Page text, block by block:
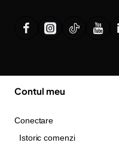
Contul meu
Conectare
Istoric comenzi